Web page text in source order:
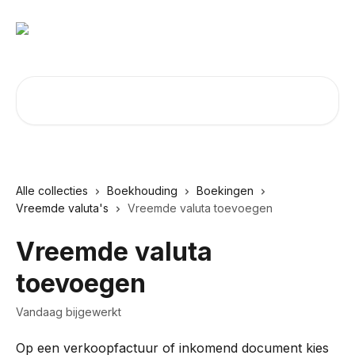
Alle collecties Boekhouding
Boekingen
Vreemde valuta's
Vreemde valuta toevoegen
Vreemde valuta
toevoegen
Vandaag bijgewerkt
Op een verkoopfactuur of inkomend document kies